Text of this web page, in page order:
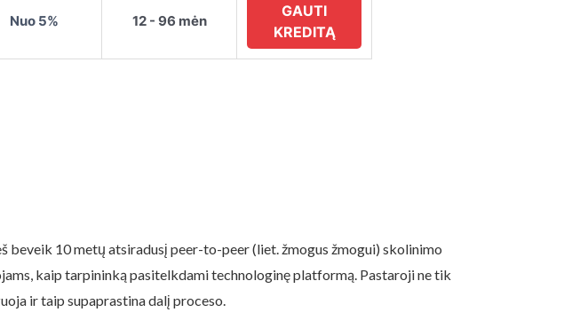
Nuo 5% 12 - 96 mėn
GAUTI
KREDITĄ
beveik 10 metų atsiradusį peer-to-peer (liet. žmogus žmogui) skolinimo
kaip tarpininką pasitelkdami technologinę platformą. Pastaroji ne tik
ir taip supaprastina dalį proceso.